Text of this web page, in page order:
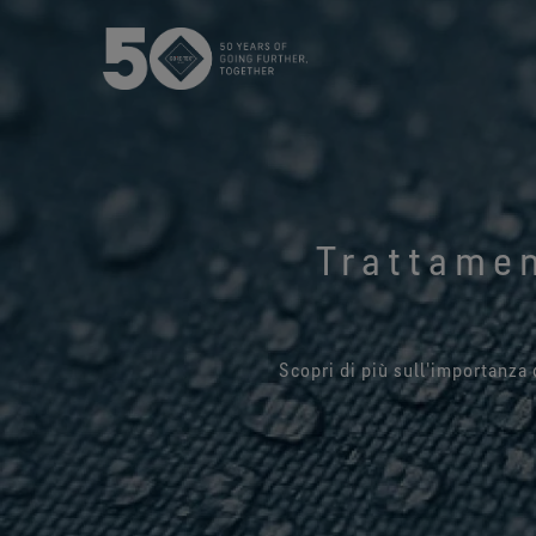
USA / Canada (EN)
Canada (FR)
Scopri di più sull'importanza